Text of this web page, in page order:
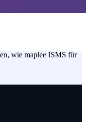
wie maplee ISMS für